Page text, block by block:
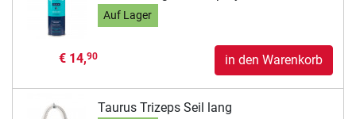
Auf Lager
€ 14,90 in den Warenkorb
Taurus Trizeps Seil lang